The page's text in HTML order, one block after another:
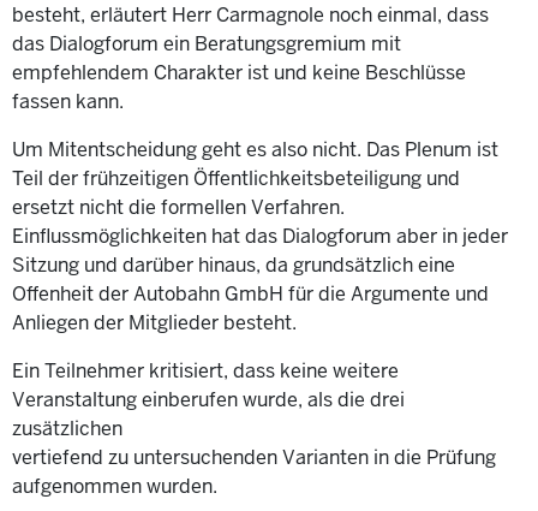
besteht, erläutert Herr Carmagnole noch einmal, dass
das Dialogforum ein Beratungsgremium mit
empfehlendem Charakter ist und keine Beschlüsse
fassen kann.
Um Mitentscheidung geht es also nicht. Das Plenum ist
Teil der frühzeitigen Öffentlichkeitsbeteiligung und
ersetzt nicht die formellen Verfahren.
Einflussmöglichkeiten hat das Dialogforum aber in jeder
Sitzung und darüber hinaus, da grundsätzlich eine
Offenheit der Autobahn GmbH für die Argumente und
Anliegen der Mitglieder besteht.
Ein Teilnehmer kritisiert, dass keine weitere
Veranstaltung einberufen wurde, als die drei
zusätzlichen
vertiefend zu untersuchenden Varianten in die Prüfung
aufgenommen wurden.